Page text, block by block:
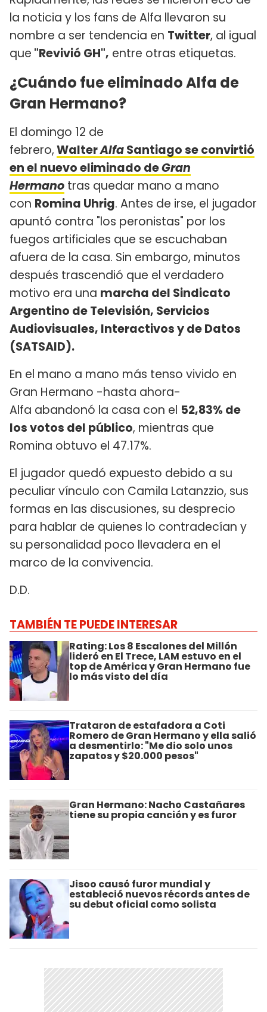
la noticia y los fans de Alfa llevaron su
nombre a ser tendencia en Twitter, al igual
que "Revivió GH", entre otras etiquetas.
¿Cuándo fue eliminado Alfa de
Gran Hermano?
El domingo 12 de
febrero,WalterAlfaSantiago se convirtió
en el nuevo eliminado deGran
Hermano tras quedar mano a mano
con Romina Uhrig. Antes de irse, el jugador
apuntó contra "los peronistas" por los
fuegos artificiales que se escuchaban
afuera de la casa. Sin embargo, minutos
después trascendió que el verdadero
motivo era una marcha del Sindicato
Argentino de Televisión, Servicios
Audiovisuales, Interactivos y de Datos
(SATSAID).
En el mano a mano más tenso vivido en
Gran Hermano -hasta ahora-
Alfa abandonó la casa con el 52,83% de
los votos del público, mientras que
Romina obtuvo el 47.17%.
El jugador quedó expuesto debido a su
peculiar vínculo con Camila Latanzzio, sus
formas en las discusiones, su desprecio
para hablar de quienes lo contradecían y
su personalidad poco llevadera en el
marco de la convivencia.
D.D.
TAMBIÉN TE PUEDE INTERESAR
Rating: Los 8 Escalones del Millón
lideró en El Trece, LAM estuvo en el
top de América y Gran Hermano fue
lo más visto del día
Trataron de estafadora a Coti
Romero de Gran Hermano y ella salió
a desmentirlo: "Me dio solo unos
zapatos y $20.000 pesos"
Gran Hermano: Nacho Castañares
tiene su propia canción y es furor
Jisoo causó furor mundial y
estableció nuevos récords antes de
su debut oficial como solista